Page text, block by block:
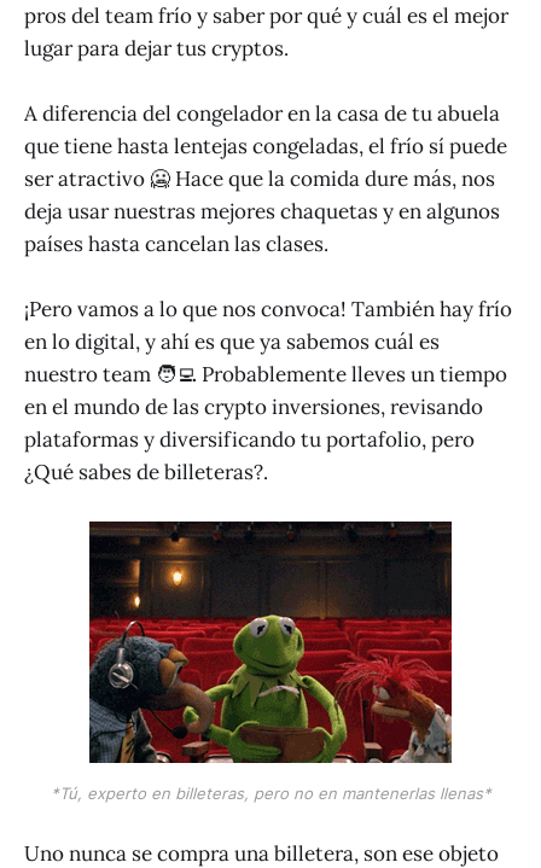
pros del team frío y saber por qué y cuál es el mejor
lugar para dejar tus cryptos.
A diferencia del congelador en la casa de tu abuela
que tiene hasta lentejas congeladas, el frío sí puede
ser atractivo 🥶 Hace que la comida dure más, nos
deja usar nuestras mejores chaquetas y en algunos
países hasta cancelan las clases.
¡Pero vamos a lo que nos convoca! También hay frío
en lo digital, y ahí es que ya sabemos cuál es
nuestro team 🧑‍💻 Probablemente lleves un tiempo
en el mundo de las crypto inversiones, revisando
plataformas y diversificando tu portafolio, pero
¿Qué sabes de billeteras?.
*Tú, experto en billeteras, pero no en mantenerlas llenas*
Uno nunca se compra una billetera, son ese objeto